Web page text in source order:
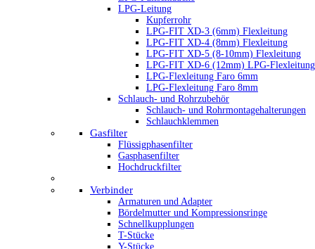
LPG-Leitung
Kupferrohr
LPG-FIT XD-3 (6mm) Flexleitung
LPG-FIT XD-4 (8mm) Flexleitung
LPG-FIT XD-5 (8-10mm) Flexleitung
LPG-FIT XD-6 (12mm) LPG-Flexleitung
LPG-Flexleitung Faro 6mm
LPG-Flexleitung Faro 8mm
Schlauch- und Rohrzubehör
Schlauch- und Rohrmontagehalterungen
Schlauchklemmen
Gasfilter
Flüssigphasenfilter
Gasphasenfilter
Hochdruckfilter
Verbinder
Armaturen und Adapter
Bördelmutter und Kompressionsringe
Schnellkupplungen
T-Stücke
Y-Stücke